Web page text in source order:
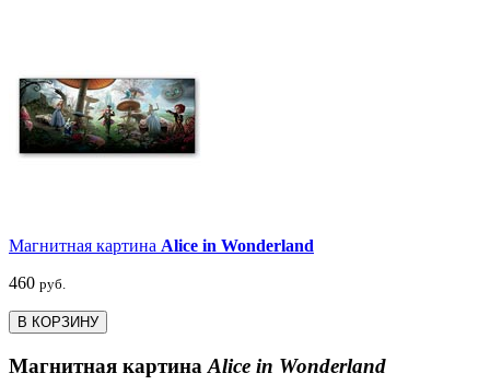
Магнитная картина Alice in Wonderland
460 руб.
В КОРЗИНУ
Магнитная картина Alice in Wonderland